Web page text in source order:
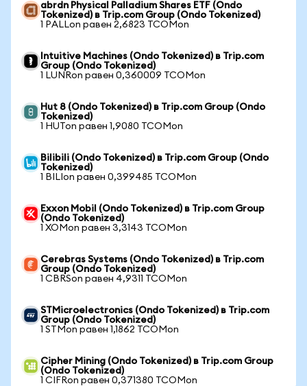
abrdn Physical Palladium Shares ETF (Ondo
Tokenized) в Trip.com Group (Ondo Tokenized)
1 PALLon равен 2,6823 TCOMon
Intuitive Machines (Ondo Tokenized) в Trip.com
Group (Ondo Tokenized)
1 LUNRon равен 0,360009 TCOMon
Hut 8 (Ondo Tokenized) в Trip.com Group (Ondo
Tokenized)
1 HUTon равен 1,9080 TCOMon
Bilibili (Ondo Tokenized) в Trip.com Group (Ondo
Tokenized)
1 BILIon равен 0,399485 TCOMon
Exxon Mobil (Ondo Tokenized) в Trip.com Group
(Ondo Tokenized)
1 XOMon равен 3,3143 TCOMon
Cerebras Systems (Ondo Tokenized) в Trip.com
Group (Ondo Tokenized)
1 CBRSon равен 4,9311 TCOMon
STMicroelectronics (Ondo Tokenized) в Trip.com
Group (Ondo Tokenized)
1 STMon равен 1,1862 TCOMon
Cipher Mining (Ondo Tokenized) в Trip.com Group
(Ondo Tokenized)
1 CIFRon равен 0,371380 TCOMon